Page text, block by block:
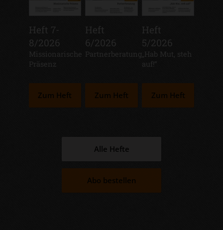
Heft 7-
8/2026
:
Missionarische
Präsenz
Zum Heft
Heft
6/2026
:
Partnerberatung
Zum Heft
Heft
5/2026
:„Hab Mut, steh
auf!“
Zum Heft
Alle Hefte
Abo bestellen